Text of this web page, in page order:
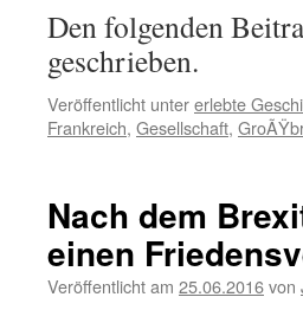
Den folgenden
geschrieben.
Veröffentlicht untererlebte
Frankreich, Gesellschaft,
Nach dem
einen
Veröffentlicht am 25.06.2016von